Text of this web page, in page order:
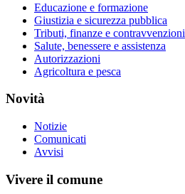
Educazione e formazione
Giustizia e sicurezza pubblica
Tributi, finanze e contravvenzioni
Salute, benessere e assistenza
Autorizzazioni
Agricoltura e pesca
Novità
Notizie
Comunicati
Avvisi
Vivere il comune